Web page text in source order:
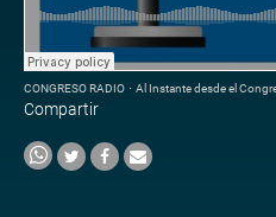
CONGRESO RADIO · Al Instante desde el
Compartir